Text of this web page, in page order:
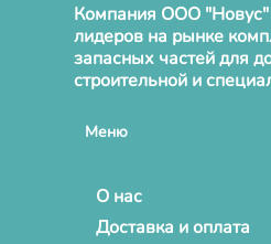
Компания ООО "Новус"
лидеров на рынке
запасных частей для
строительной и
Меню
О нас
Доставка и оплата